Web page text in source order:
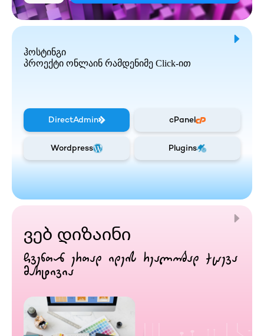
ჰოსტინგი
პროექტი ონლაინ რამდენიმე Click-ით
DirectAdmin cPanel
Wordpress Plugins
ვებ დიზაინი
ჩვენთან ერთად იდეის რეალობად ქცევა
მარტივია